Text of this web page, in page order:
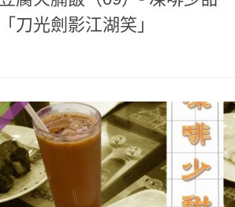
「刀光劍影江湖笑」